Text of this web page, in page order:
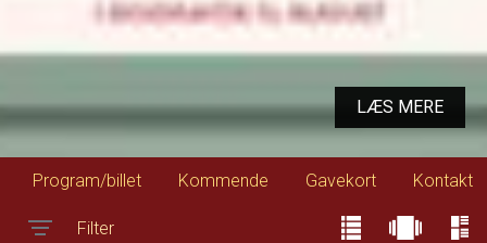
LÆS MERE
Program/billet Kommende Gavekort Kontakt
Filter